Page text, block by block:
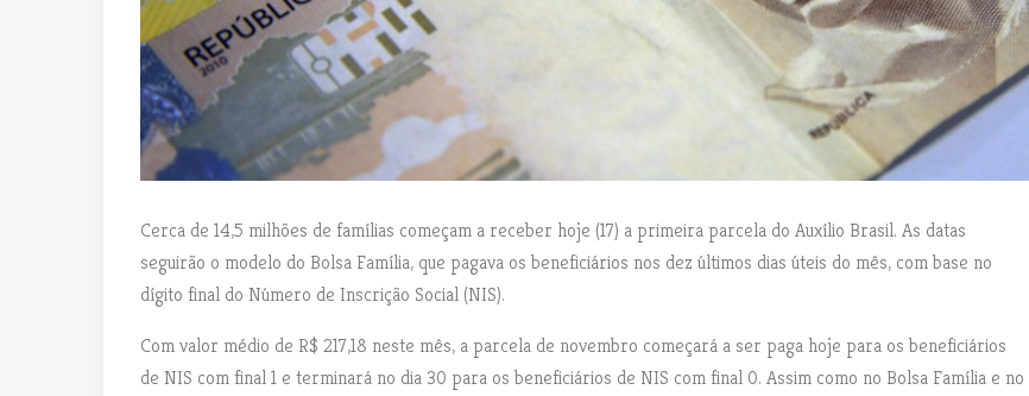
Cerca de 14,5 milhões de famílias começam a receber hoje (17) a primeira parcela do Auxílio Brasil. As datas
seguirão o modelo do Bolsa Família, que pagava os beneficiários nos dez últimos dias úteis do mês, com base no
dígito final do Número de Inscrição Social (NIS).
Com valor médio de R$ 217,18 neste mês, a parcela de novembro começará a ser paga hoje para os beneficiários
de NIS com final 1 e terminará no dia 30 para os beneficiários de NIS com final 0. Assim como no Bolsa Família e no